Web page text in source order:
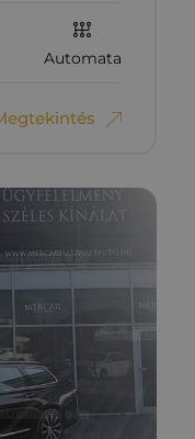
Automata